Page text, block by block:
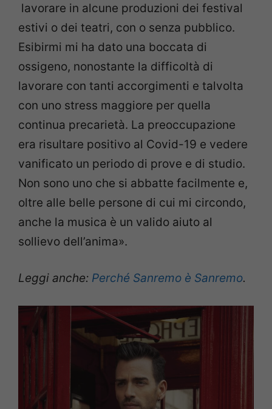
lavorare in alcune produzioni dei festival
estivi o dei teatri, con o senza pubblico.
Esibirmi mi ha dato una boccata di
ossigeno, nonostante la difficoltà di
lavorare con tanti accorgimenti e talvolta
con uno stress maggiore per quella
continua precarietà. La preoccupazione
era risultare positivo al Covid-19 e vedere
vanificato un periodo di prove e di studio.
Non sono uno che si abbatte facilmente e,
oltre alle belle persone di cui mi circondo,
anche la musica è un valido aiuto al
sollievo dell’anima».
Leggi anche: Perché Sanremo è Sanremo.